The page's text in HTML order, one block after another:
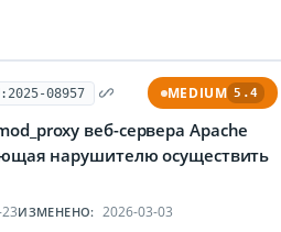
08957 MEDIUM 5.4
веб-сервера Apache
нарушителю осуществить
ИЗМЕНЕНО: 2026-03-03